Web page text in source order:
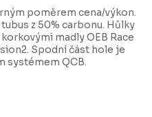
poměrem cena/výkon.
z 50% carbonu. Hůlky
madly OEB Race
Spodní část hole je
systémem QCB.